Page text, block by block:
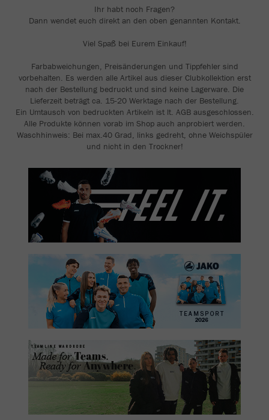
Ihr habt noch Fragen?
Dann wendet euch direkt an den oben genannten Kontakt.
Viel Spaß bei Eurem Einkauf!
Farbabweichungen, Preisänderungen und Tippfehler sind
vorbehalten. Es werden alle Artikel aus dieser Clubkollektion erst
nach der Bestellung bedruckt und sind keine Lagerware. Die
Lieferzeit beträgt ca. 15-20 Werktage nach der Bestellung.
Ein Umtausch von bedruckten Artikeln ist lt. AGB ausgeschlossen.
Alle Produkte können vorab im Shop auch anprobiert werden.
Waschhinweis: Bei max.40 Grad, links gedreht, ohne Weichspüler
und nicht in den Trockner!